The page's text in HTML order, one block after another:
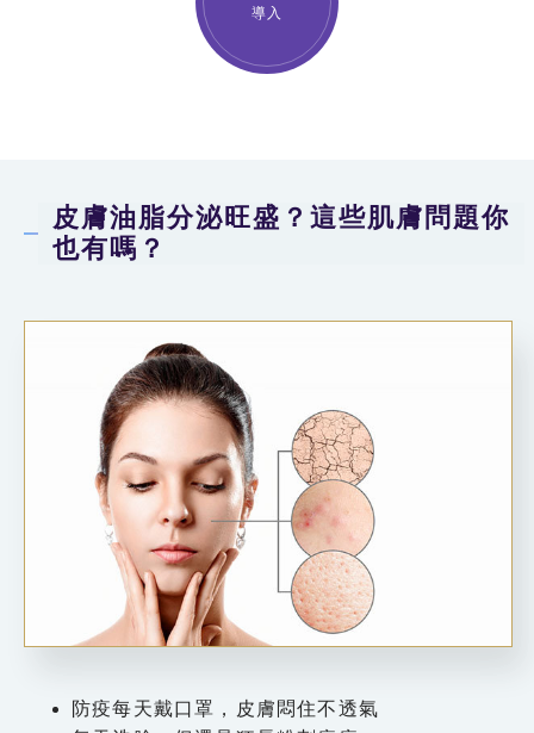
導入
皮膚油脂分泌旺盛？這些肌膚問題你
也有嗎？
防疫每天戴口罩，皮膚悶住不透氣